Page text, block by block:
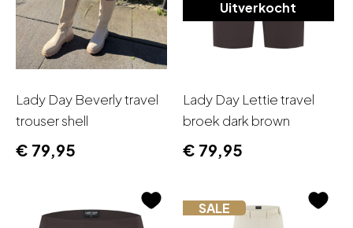
Lady Day Beverly travel
trouser shell
€ 79,95
Uitverkocht
Lady Day Lettie travel
broek dark brown
€ 79,95
SALE